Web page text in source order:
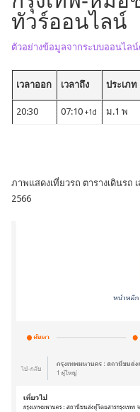
ทัวร์ออนไลน์
ตัวอย่างข้อมูลจากระบบออนไล
เวลาออก เวลาถึง ประเภท
20:30 07:10 +1d ม.1 พ
ภาพแสดงเที่ยวรถ ตารางเดินรถ
2566